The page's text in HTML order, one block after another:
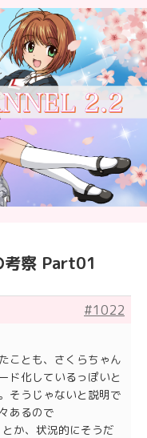
考察 Part01
#1022
ことも、さくらちゃん
ド化しているっぽいと
そうじゃないと説明で
あるので
か、状況的にそうだ